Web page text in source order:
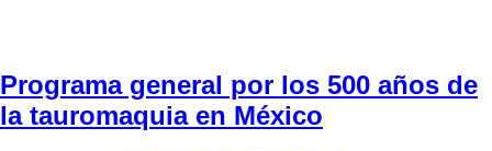
Programa general por los 500 años de
la tauromaquia en México